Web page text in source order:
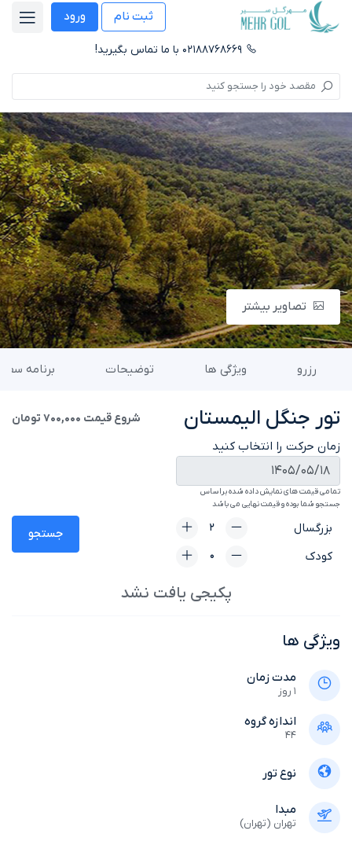
ثبت نام ورود
۰۲۱۸۸۷۶۸۶۶۹ با ما تماس بگیرید!
تصاویر بیشتر
رزرو ویژگی ها توضیحات برنامه سفر
تور جنگل الیمستان شروع قیمت 700,000 تومان
زمان حرکت را انتخاب کنید
تمامی قیمت های نمایش داده شده براساس
جستجو شما بوده و قیمت نهایی می باشد
بزرگسال
کودک
جستجو
پکیجی یافت نشد
ویژگی ها
مدت زمان
1 روز
اندازه گروه
44
نوع تور
مبدا
تهران (تهران)